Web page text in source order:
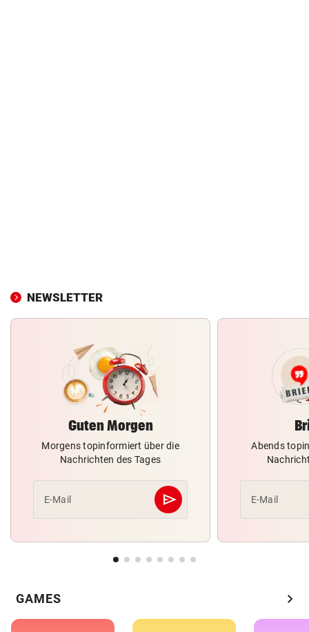
NEWSLETTER
Guten Morgen
Morgens topinformiert über die
Nachrichten des Tages
E-Mail send
Abschicken
Abends
E-Mail
GAMES chevron_right